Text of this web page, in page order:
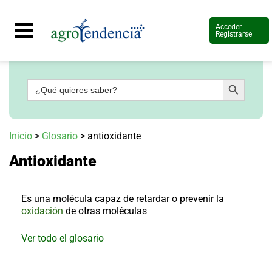
Acceder
Registrarse
Señal
en
más
Agrotendencia
Planes
Glosario
Buscar: Botón de búsqueda
Inicio > Glosario > antioxidante
Antioxidante
Es una molécula capaz de retardar o prevenir la
oxidación de otras moléculas
Ver todo el glosario